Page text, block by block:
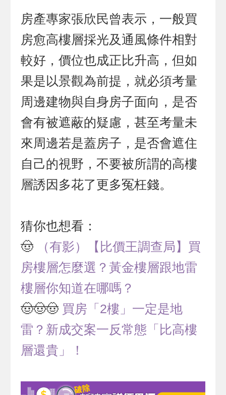
房產專家張欣民曾表示，一般買
房愈高樓層採光及通風條件相對
較好，價位也成正比升高，但如
果是以景觀為前提，就必須考量
周邊建物與自身房子面向，是否
會有被遮蔽的疑慮，甚至考量未
來周邊若是蓋房子，是否會遮住
自己的視野，不要被所謂的高樓
層誘因多花了更多冤枉錢。
猜你也想看：
🤠
（有影）【比價王調查局】買
房樓層怎麼選？黃金樓層跟地雷
樓層你知道在哪嗎？
🤠🤠🤠 買房「2樓」一定是地
雷？新成交案一反常態「比高樓
層還貴」！